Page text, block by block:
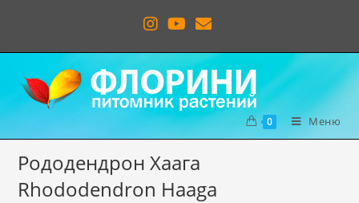
0 Меню
Рододендрон Хаага
Rhododendron Haaga